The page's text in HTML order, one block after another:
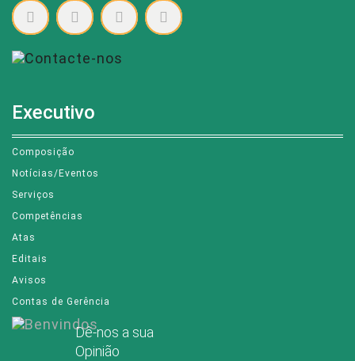
Executivo
Composição
Notícias/Eventos
Serviços
Competências
Atas
Editais
Avisos
Contas de Gerência
Dê-nos a sua
Opinião